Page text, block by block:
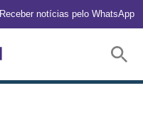
Receber notícias pelo WhatsApp